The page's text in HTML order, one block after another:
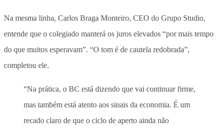
Na mesma linha, Carlos Braga Monteiro, CEO do Grupo Studio,
entende que o colegiado manterá os juros elevados “por mais tempo
do que muitos esperavam”. “O tom é de cautela redobrada”,
completou ele.
“Na prática, o BC está dizendo que vai continuar firme,
mas também está atento aos sinais da economia. É um
recado claro de que o ciclo de aperto ainda não